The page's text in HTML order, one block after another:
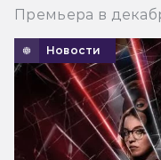
Премьера в
Новости